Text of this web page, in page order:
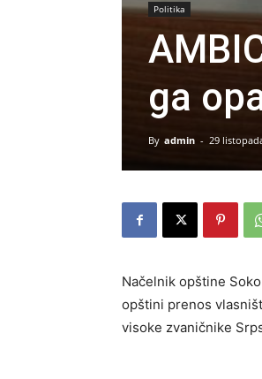
Politika
ga
By admin - 29
Načelnik opštine
opštini prenos
visoke zvaničnike